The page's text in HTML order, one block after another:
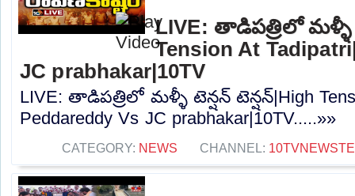
LIVE: తాడిపత్రిలో మళ్ళీ
Tension At
JC prabhakar|10TV
LIVE: తాడిపత్రిలో మళ్ళీ టెన్షన్‌ టెన్షన్‌|High
Peddareddy Vs JC prabhakar|10TV.....»»
CATEGORY: NEWS CHANNEL: